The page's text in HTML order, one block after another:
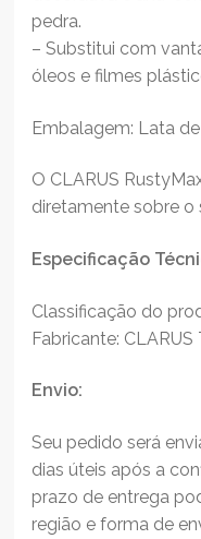
pedra.
– Substitui com
óleos e filmes
Embalagem: Lata
O CLARUS
diretamente sobre o
Especificação
Classificação do
Fabricante:
Envio:
Seu pedido será
dias úteis após a
prazo de entrega
região e forma de